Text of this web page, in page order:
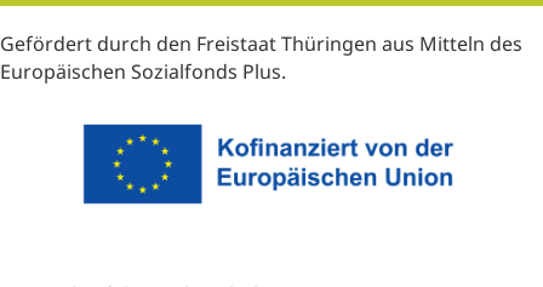
Gefördert durch den Freistaat Thüringen aus Mitteln des
Europäischen Sozialfonds Plus.